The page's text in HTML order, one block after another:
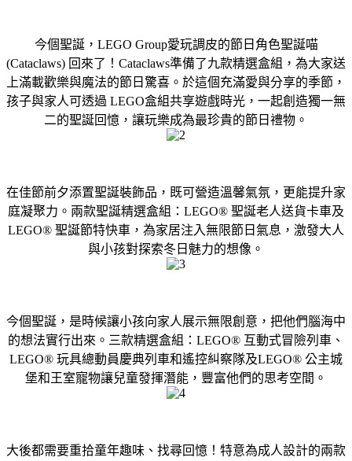
今個聖誕，LEGO Group愛玩調皮的節日角色聖誕喵
(Cataclaws) 回來了！Cataclaws準備了九款精選盒組，為大家送
上滿載歡樂與魔法的節日驚喜。於這個充滿愛與分享的季節，
孩子與家人可透過 LEGO盒組共享遊戲時光，一起創造獨一無
二的聖誕回憶，讓玩樂成為最珍貴的節日禮物。
在佳節前夕添置聖誕裝飾品，既可營造溫馨氣氛，更能提升家
庭凝聚力。兩款聖誕精選盒組：LEGO® 聖誕老人送貨卡車及
LEGO® 聖誕節特快車，為家居注入無限節日氣息，激發大人
與小孩對探索冬日魅力的想像。
今個聖誕，是時候讓小孩向家人展示無限創意，把他們腦海中
的想法實行出來。三款精選盒組：LEGO® 互動式冒險列車、
LEGO® 玩具總動員慶典列車和遙控糾察隊及LEGO® 公主城
堡和王室寵物讓兒童發揮潛能，豐富他們的思考空間。
大後都需要重拾童年趣味、找尋回憶！特意為成人設計的兩款